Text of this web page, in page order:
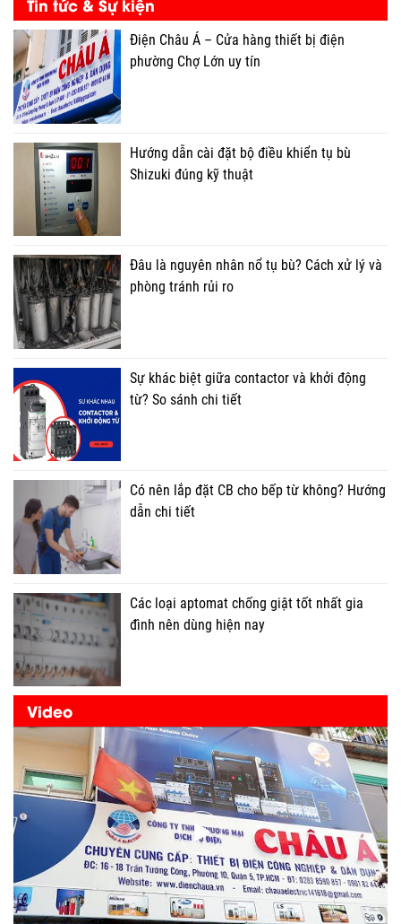
Tin tức & Sự kiện
Điện Châu Á – Cửa hàng thiết bị điện
phường Chợ Lớn uy tín
Hướng dẫn cài đặt bộ điều khiển tụ bù
Shizuki đúng kỹ thuật
Đâu là nguyên nhân nổ tụ bù? Cách xử lý và
phòng tránh rủi ro
Sự khác biệt giữa contactor và khởi động
từ? So sánh chi tiết
Có nên lắp đặt CB cho bếp từ không? Hướng
dẫn chi tiết
Các loại aptomat chống giật tốt nhất gia
đình nên dùng hiện nay
Video